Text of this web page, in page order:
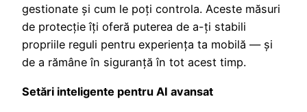
gestionate și cum le poți controla. Aceste măsuri
de protecție îți oferă puterea de a-ți stabili
propriile reguli pentru experiența ta mobilă — și
de a rămâne în siguranță în tot acest timp.
Setări inteligente pentru AI avansat